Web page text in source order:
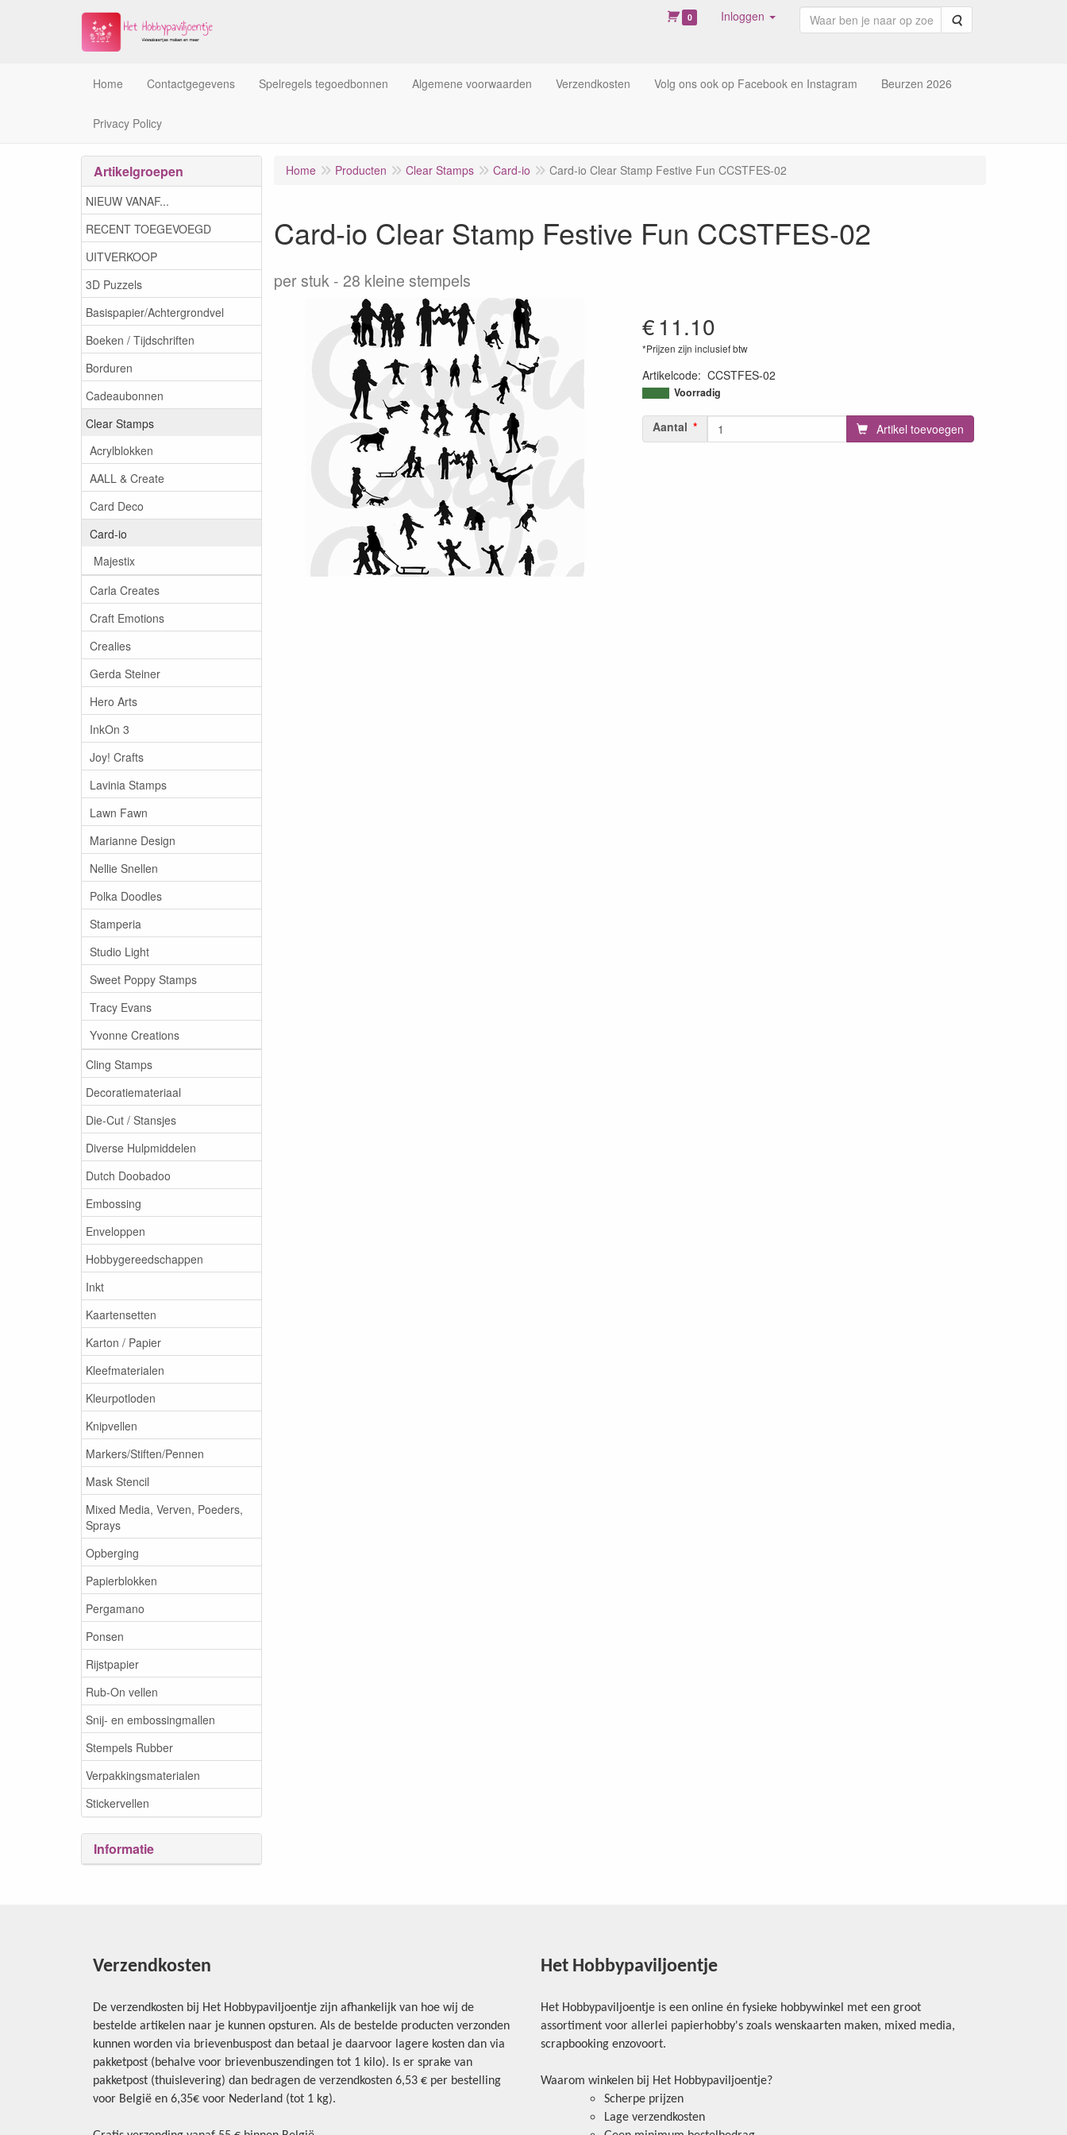
0 Inloggen Zoeken
Home Contactgegevens Spelregels tegoedbonnen Algemene voorwaarden Verzendkosten Volg ons ook op Facebook en Instagram Beurzen 2026
Privacy Policy
Artikelgroepen
NIEUW VANAF...
RECENT TOEGEVOEGD
UITVERKOOP
3D Puzzels
Basispapier/Achtergrondvel
Boeken / Tijdschriften
Borduren
Cadeaubonnen
Clear Stamps
Acrylblokken
AALL & Create
Card Deco
Card-io
Majestix
Carla Creates
Craft Emotions
Crealies
Gerda Steiner
Hero Arts
InkOn 3
Joy! Crafts
Lavinia Stamps
Lawn Fawn
Marianne Design
Nellie Snellen
Polka Doodles
Stamperia
Studio Light
Sweet Poppy Stamps
Tracy Evans
Yvonne Creations
Cling Stamps
Decoratiemateriaal
Die-Cut / Stansjes
Diverse Hulpmiddelen
Dutch Doobadoo
Embossing
Enveloppen
Hobbygereedschappen
Inkt
Kaartensetten
Karton / Papier
Kleefmaterialen
Kleurpotloden
Knipvellen
Markers/Stiften/Pennen
Mask Stencil
Mixed Media, Verven, Poeders,
Sprays
Opberging
Papierblokken
Pergamano
Ponsen
Rijstpapier
Rub-On vellen
Snij- en embossingmallen
Stempels Rubber
Verpakkingsmaterialen
Stickervellen
Informatie
Home Producten Clear Stamps Card-io Card-io Clear Stamp Festive Fun CCSTFES-02
Card-io Clear Stamp Festive Fun CCSTFES-02
per stuk 28 kleine stempels
€11.10
*Prijzen zijn inclusief btw
Artikelcode: CCSTFES-02
5060389331572
Voorradig
Aantal Artikel toevoegen
Verzendkosten
De verzendkosten bij Het Hobbypaviljoentje zijn afhankelijk van hoe wij de
bestelde artikelen naar je kunnen opsturen. Als de bestelde producten verzonden
kunnen worden via brievenbuspost dan betaal je daarvoor lagere kosten dan via
pakketpost (behalve voor brievenbuszendingen tot 1 kilo). Is er sprake van
pakketpost (thuislevering) dan bedragen de verzendkosten 6,53 € per bestelling
voor België en 6,35€ voor Nederland (tot 1 kg).
Het Hobbypaviljoentje
Het Hobbypaviljoentje is een online én fysieke hobbywinkel met een groot
assortiment voor allerlei papierhobby's zoals wenskaarten maken, mixed media,
scrapbooking enzovoort.
Waarom winkelen bij Het Hobbypaviljoentje?
Scherpe prijzen
Lage verzendkosten